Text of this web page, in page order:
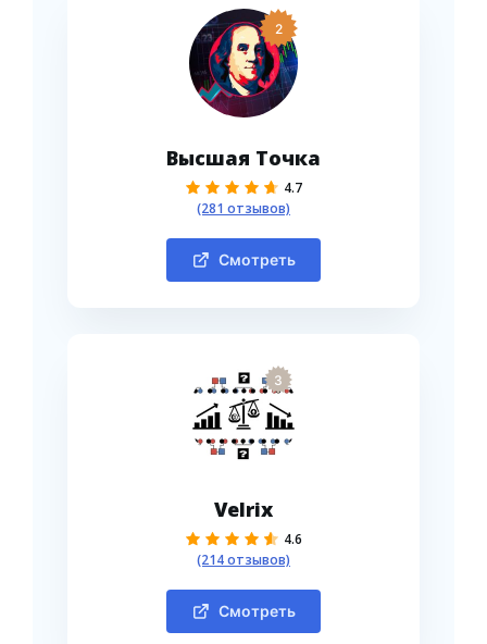
2
Высшая Точка
4.7
(281 отзывов)
Смотреть
3
Velrix
4.6
(214 отзывов)
Смотреть